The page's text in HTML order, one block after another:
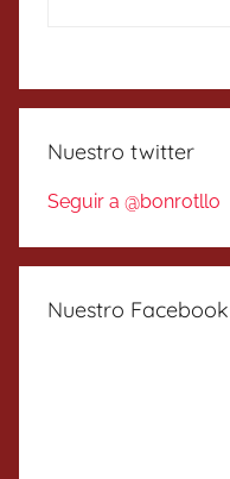
Nuestro twitter
Seguir a @bonrotllo
Nuestro Facebook